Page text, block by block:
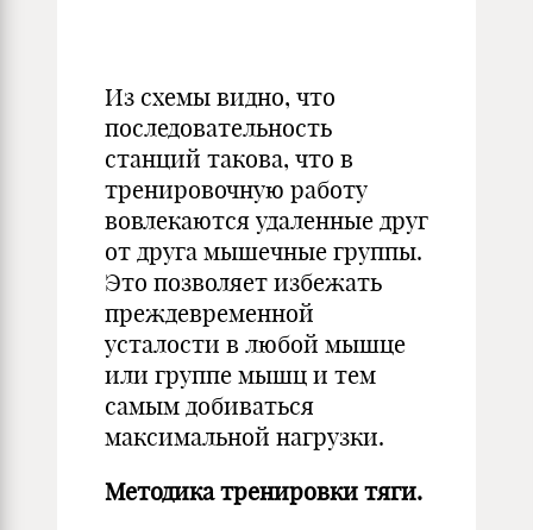
Из схемы видно, что
последовательность
станций такова, что в
тренировочную работу
вовлекаются удаленные друг
от друга мышечные группы.
Это позволяет избежать
преждевременной
усталости в любой мышце
или группе мышц и тем
самым добиваться
максимальной нагрузки.
Методика тренировки тяги.